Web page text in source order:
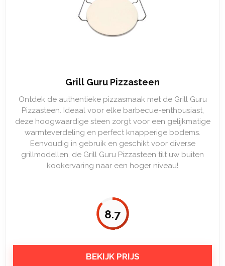
Grill Guru Pizzasteen
Ontdek de authentieke pizzasmaak met de Grill Guru
Pizzasteen. Ideaal voor elke barbecue-enthousiast,
deze hoogwaardige steen zorgt voor een gelijkmatige
warmteverdeling en perfect knapperige bodems.
Eenvoudig in gebruik en geschikt voor diverse
grillmodellen, de Grill Guru Pizzasteen tilt uw buiten
kookervaring naar een hoger niveau!
8.7
BEKIJK PRIJS